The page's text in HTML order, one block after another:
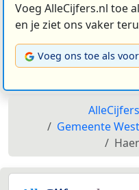
Voeg AlleCijfers.nl toe
en je ziet ons vaker
Voeg ons toe als
Gemeente